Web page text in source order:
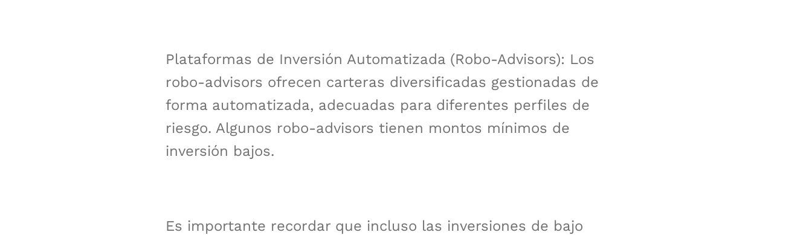
Plataformas de Inversión Automatizada (Robo-Advisors): Los
robo-advisors ofrecen carteras diversificadas gestionadas de
forma automatizada, adecuadas para diferentes perfiles de
riesgo. Algunos robo-advisors tienen montos mínimos de
inversión bajos.
Es importante recordar que incluso las inversiones de bajo